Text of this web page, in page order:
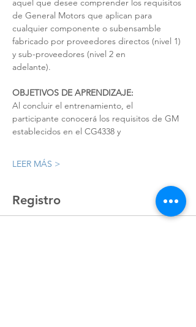
aquel que desee comprender los requisitos
de General Motors que aplican para
cualquier componente o subensamble
fabricado por proveedores directos (nivel 1)
y sub-proveedores (nivel 2 en
adelante).
OBJETIVOS DE APRENDIZAJE:
Al concluir el entrenamiento, el
participante conocerá los requisitos de GM
establecidos en el CG4338 y
LEER MÁS >
Registro